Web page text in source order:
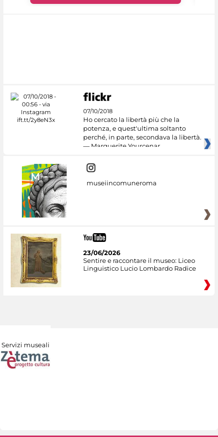
07/10/2018
Ho cercato la libertà più che la
potenza, e quest'ultima soltanto
perché, in parte, secondava la libertà.
— Marguerite Yourcenar
museiincomuneroma
23/06/2026
Sentire e raccontare il museo: Liceo
Linguistico Lucio Lombardo Radice
Servizi museali